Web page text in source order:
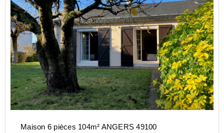
Maison 6 pièces 104m² ANGERS 49100